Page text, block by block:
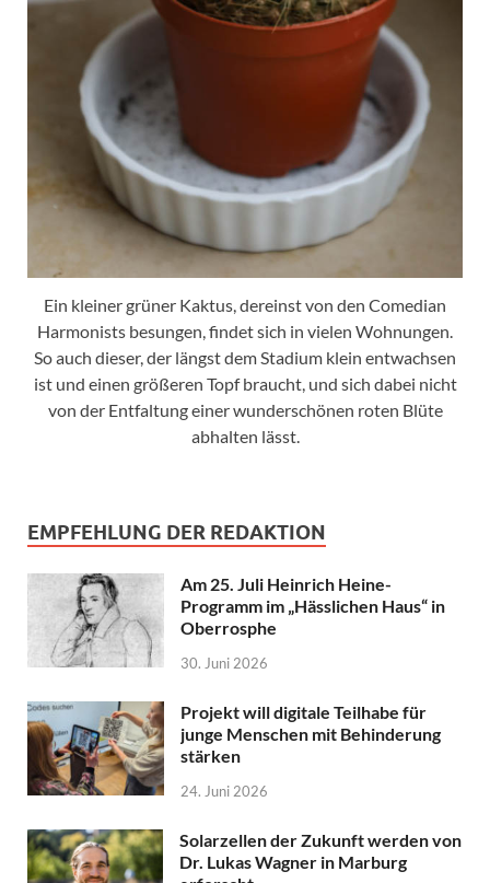
Ein kleiner grüner Kaktus, dereinst von den Comedian
Harmonists besungen, findet sich in vielen Wohnungen.
So auch dieser, der längst dem Stadium klein entwachsen
ist und einen größeren Topf braucht, und sich dabei nicht
von der Entfaltung einer wunderschönen roten Blüte
abhalten lässt.
EMPFEHLUNG DER REDAKTION
Am 25. Juli Heinrich Heine-
Programm im „Hässlichen Haus“ in
Oberrosphe
30. Juni 2026
Projekt will digitale Teilhabe für
junge Menschen mit Behinderung
stärken
24. Juni 2026
Solarzellen der Zukunft werden von
Dr. Lukas Wagner in Marburg